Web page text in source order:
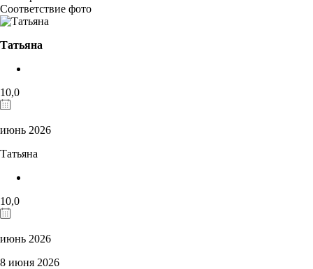
Соответствие фото
Татьяна
10,0
июнь 2026
Татьяна
10,0
июнь 2026
8 июня 2026